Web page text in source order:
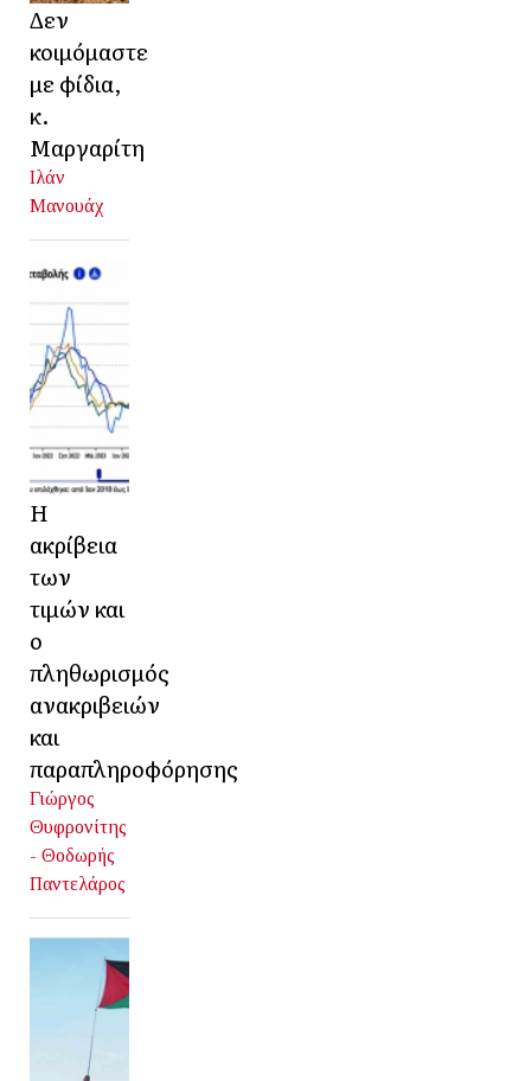
Δεν
κοιμόμαστε
με φίδια,
κ.
Μαργαρίτη
Ιλάν
Μανουάχ
Η
ακρίβεια
των
τιμών και
ο
πληθωρισμός
ανακριβειών
και
παραπληροφόρησης
Γιώργος
Θυφρονίτης
- Θοδωρής
Παντελάρος